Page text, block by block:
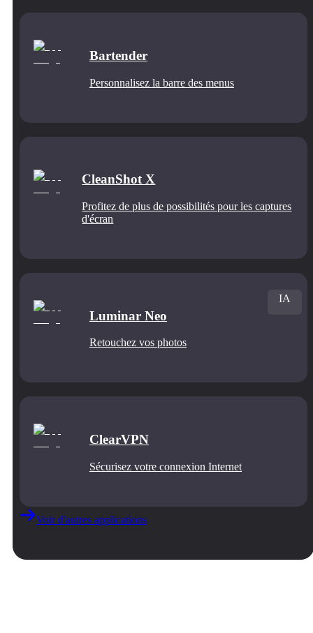
Bartender
Personnalisez la barre des menus
CleanShot X
Profitez de plus de possibilités pour les captures
d'écran
Luminar Neo
Retouchez vos photos
IA
ClearVPN
Sécurisez votre connexion Internet
Voir d'autres applications